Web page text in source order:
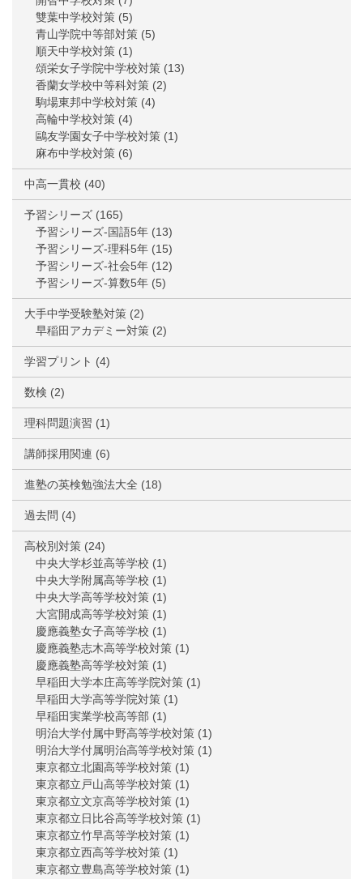
雙葉中学校対策 (5)
青山学院中等部対策 (5)
順天中学校対策 (1)
頌栄女子学院中学校対策 (13)
香蘭女学校中等科対策 (2)
駒場東邦中学校対策 (4)
高輪中学校対策 (4)
鷗友学園女子中学校対策 (1)
麻布中学校対策 (6)
中高一貫校 (40)
予習シリーズ (165)
予習シリーズ-国語5年 (13)
予習シリーズ-理科5年 (15)
予習シリーズ-社会5年 (12)
予習シリーズ-算数5年 (5)
大手中学受験塾対策 (2)
早稲田アカデミー対策 (2)
学習プリント (4)
数検 (2)
理科問題演習 (1)
講師採用関連 (6)
進塾の英検勉強法大全 (18)
過去問 (4)
高校別対策 (24)
中央大学杉並高等学校 (1)
中央大学附属高等学校 (1)
中央大学高等学校対策 (1)
大宮開成高等学校対策 (1)
慶應義塾女子高等学校 (1)
慶應義塾志木高等学校対策 (1)
慶應義塾高等学校対策 (1)
早稲田大学本庄高等学院対策 (1)
早稲田大学高等学院対策 (1)
早稲田実業学校高等部 (1)
明治大学付属中野高等学校対策 (1)
明治大学付属明治高等学校対策 (1)
東京都立北園高等学校対策 (1)
東京都立戸山高等学校対策 (1)
東京都立文京高等学校対策 (1)
東京都立日比谷高等学校対策 (1)
東京都立竹早高等学校対策 (1)
東京都立西高等学校対策 (1)
東京都立豊島高等学校対策 (1)